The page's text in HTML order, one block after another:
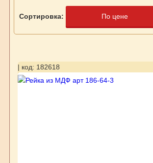
Сортировка: По цене
| код: 182618